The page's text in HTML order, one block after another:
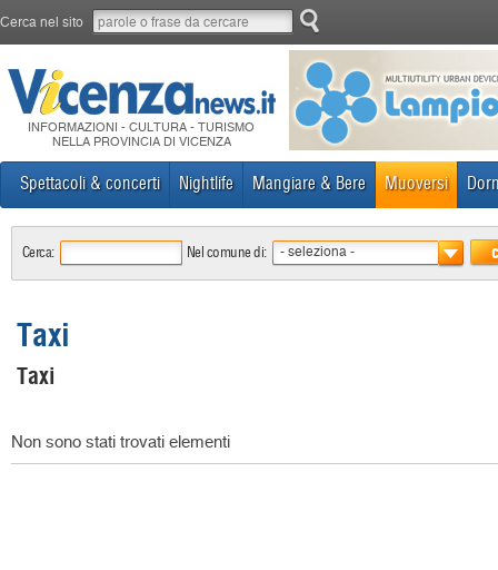
Cerca nel sito
INFORMAZIONI - CULTURA - TURISMO
NELLA PROVINCIA DI VICENZA
Spettacoli & concerti Nightlife Mangiare & Bere Muoversi
Cerca: Nel comune di: - seleziona -
Taxi
Taxi
Non sono stati trovati elementi